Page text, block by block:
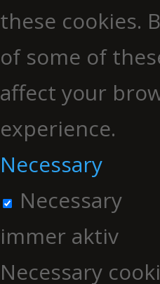
these cookies.
of some of
affect your
experience.
Necessary
Necessary
immer aktiv
Necessary